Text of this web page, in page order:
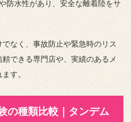
防水性があり、安全な離着陸をサ
なく、事故防止や緊急時のリス
できる専門店や、実績のあるメ
す。
の種類比較｜タンデム